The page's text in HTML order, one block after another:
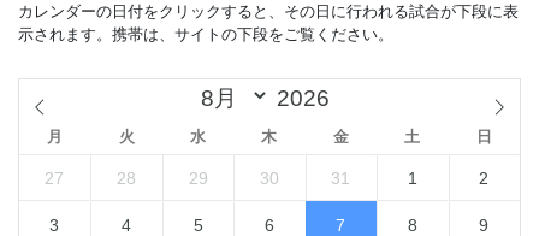
カレンダーの日付をクリックすると、その日に行われる試合が下段に表
示されます。携帯は、サイトの下段をご覧ください。
月 火 水 木 金 土 日
27 28 29 30 31 1 2
3 4 5 6 7 8 9